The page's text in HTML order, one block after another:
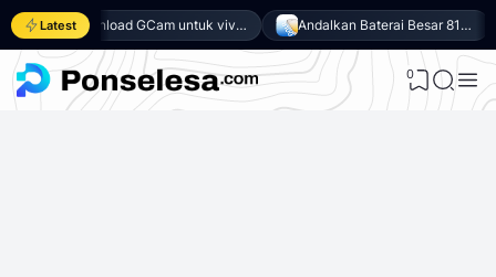
Latest Download GCam untuk vivo Y500 (GCam APK 9.6 & LMC 8.4) Andalkan Baterai Besar 8100mAh dan SoC Unisoc T7300, Ini dia 10 Keunggulan vivo Y500 4G
0